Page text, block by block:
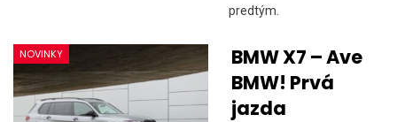
predtým.
NOVINKY
BMW X7 – Ave
BMW! Prvá
jazda